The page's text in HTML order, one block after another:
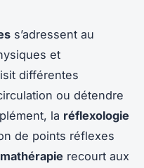
s’adressent au
et
différentes
ou détendre
la réflexologie
de points réflexes
recourt aux